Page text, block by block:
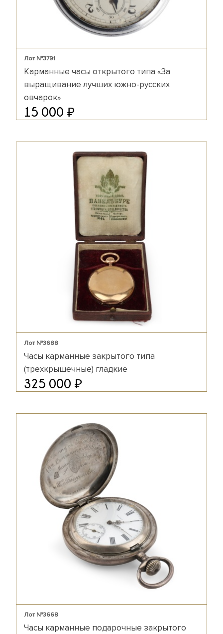
Лот №3791
Карманные часы открытого типа «За
выращивание лучших южно-русских
овчарок»
15 000 ₽
Лот №3688
Часы карманные закрытого типа
(трехкрышечные) гладкие
325 000 ₽
Лот №3668
Часы карманные подарочные закрытого